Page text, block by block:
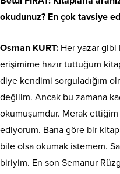
okudunuz? En çok tavsiye
Osman KURT: Her yazar
erişimime hazır tuttuğum
diye kendimi sorguladığım
değilim. Ancak bu zamana
okumuşumdur. Merak
ediyorum. Bana göre bir
bile olsa okumak istemem.
biriyim. En son Semanur